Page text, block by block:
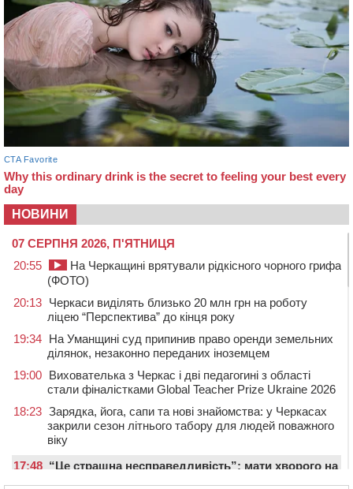
НОВИНИ
07 СЕРПНЯ 2026, П'ЯТНИЦЯ
20:55
На Черкащині врятували рідкісного чорного грифа
(ФОТО)
20:13 Черкаси виділять близько 20 млн грн на роботу
ліцею “Перспектива” до кінця року
19:34 На Уманщині суд припинив право оренди земельних
ділянок, незаконно переданих іноземцем
19:00 Вихователька з Черкас і дві педагогині з області
стали фіналістками Global Teacher Prize Ukraine 2026
18:23 Зарядка, йога, сапи та нові знайомства: у Черкасах
закрили сезон літнього табору для людей поважного
віку
17:48 “Це страшна несправедливість”: мати хворого на